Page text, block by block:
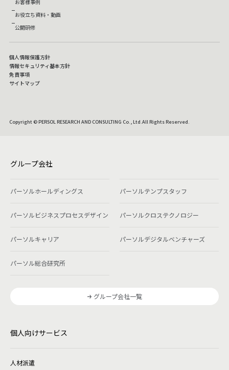
お客様事例
お役立ち資料・動画
公開研修
Copyright © PERSOL RESEARCH AND CONSULTING Co., Ltd.All Rights Reserved.
個人情報保護方針
情報セキュリティ基本方針
免責事項
サイトマップ
グループ会社
パーソルホールディングス パーソルテンプスタッフ
パーソルビジネスプロセスデザイン パーソルクロステクノロジー
パーソルキャリア パーソルデジタルベンチャーズ
パーソル総合研究所
グループ会社一覧
個人向けサービス
人材派遣